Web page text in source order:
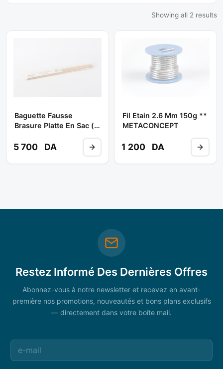
Showing all 2 results
Baguette Fausse
Brasure Platte En Sac (1
** METACONCEPT
5 700 DA
Fil Etain 2.6 Mm 150g **
METACONCEPT
1 200 DA
Restez Informé Des Dernières Offres
Abonnez-vous à notre newsletter et recevez en avant-
première nos promotions, nouveautés et bons plans exclusifs
— directement dans votre boîte mail.